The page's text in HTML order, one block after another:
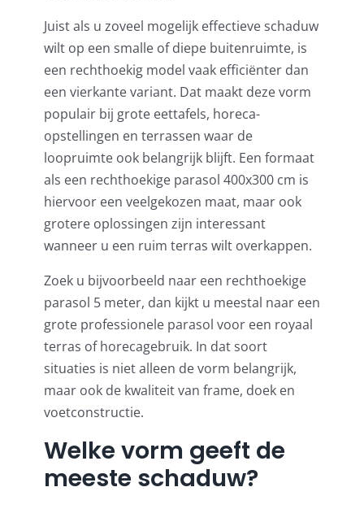
Juist als u zoveel mogelijk effectieve schaduw
wilt op een smalle of diepe buitenruimte, is
een rechthoekig model vaak efficiënter dan
een vierkante variant. Dat maakt deze vorm
populair bij grote eettafels, horeca-
opstellingen en terrassen waar de
loopruimte ook belangrijk blijft. Een formaat
als een rechthoekige parasol 400x300 cm is
hiervoor een veelgekozen maat, maar ook
grotere oplossingen zijn interessant
wanneer u een ruim terras wilt overkappen.
Zoek u bijvoorbeeld naar een rechthoekige
parasol 5 meter, dan kijkt u meestal naar een
grote professionele parasol voor een royaal
terras of horecagebruik. In dat soort
situaties is niet alleen de vorm belangrijk,
maar ook de kwaliteit van frame, doek en
voetconstructie.
Welke vorm geeft de
meeste schaduw?